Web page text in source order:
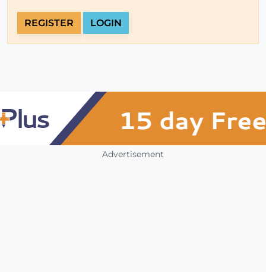
REGISTER LOGIN
Advertisement